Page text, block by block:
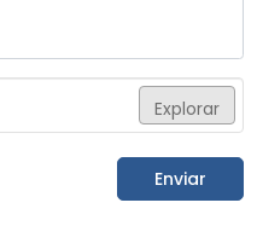
Explorar
Enviar